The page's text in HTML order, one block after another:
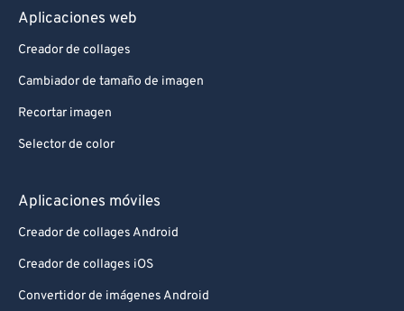
Aplicaciones web
Creador de collages
Cambiador de tamaño de imagen
Recortar imagen
Selector de color
Aplicaciones móviles
Creador de collages Android
Creador de collages iOS
Convertidor de imágenes Android